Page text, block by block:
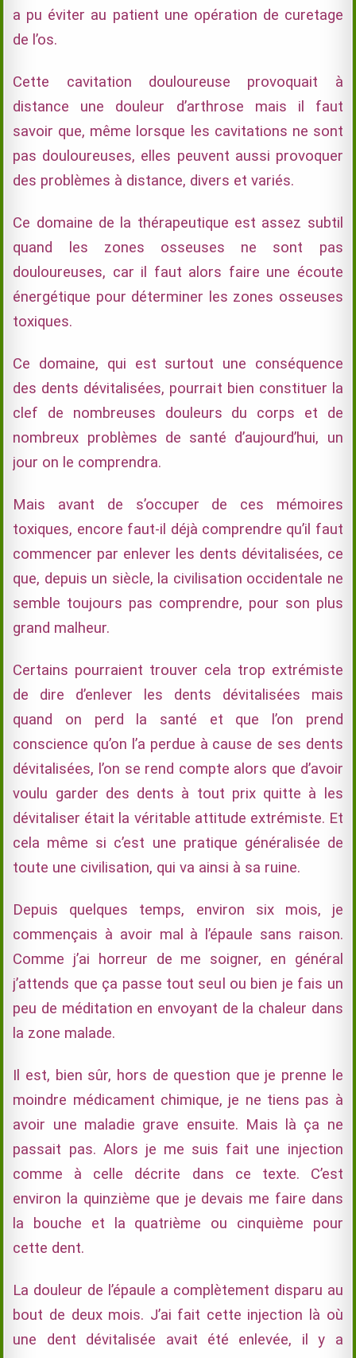
a pu éviter au patient une opération de curetage
de l’os.
Cette cavitation douloureuse provoquait à
distance une douleur d’arthrose mais il faut
savoir que, même lorsque les cavitations ne sont
pas douloureuses, elles peuvent aussi provoquer
des problèmes à distance, divers et variés.
Ce domaine de la thérapeutique est assez subtil
quand les zones osseuses ne sont pas
douloureuses, car il faut alors faire une écoute
énergétique pour déterminer les zones osseuses
toxiques.
Ce domaine, qui est surtout une conséquence
des dents dévitalisées, pourrait bien constituer la
clef de nombreuses douleurs du corps et de
nombreux problèmes de santé d’aujourd’hui, un
jour on le comprendra.
Mais avant de s’occuper de ces mémoires
toxiques, encore faut-il déjà comprendre qu’il faut
commencer par enlever les dents dévitalisées, ce
que, depuis un siècle, la civilisation occidentale ne
semble toujours pas comprendre, pour son plus
grand malheur.
Certains pourraient trouver cela trop extrémiste
de dire d’enlever les dents dévitalisées mais
quand on perd la santé et que l’on prend
conscience qu’on l’a perdue à cause de ses dents
dévitalisées, l’on se rend compte alors que d’avoir
voulu garder des dents à tout prix quitte à les
dévitaliser était la véritable attitude extrémiste. Et
cela même si c’est une pratique généralisée de
toute une civilisation, qui va ainsi à sa ruine.
Depuis quelques temps, environ six mois, je
commençais à avoir mal à l’épaule sans raison.
Comme j’ai horreur de me soigner, en général
j’attends que ça passe tout seul ou bien je fais un
peu de méditation en envoyant de la chaleur dans
la zone malade.
Il est, bien sûr, hors de question que je prenne le
moindre médicament chimique, je ne tiens pas à
avoir une maladie grave ensuite. Mais là ça ne
passait pas. Alors je me suis fait une injection
comme à celle décrite dans ce texte. C’est
environ la quinzième que je devais me faire dans
la bouche et la quatrième ou cinquième pour
cette dent.
La douleur de l’épaule a complètement disparu au
bout de deux mois. J’ai fait cette injection là où
une dent dévitalisée avait été enlevée, il y a